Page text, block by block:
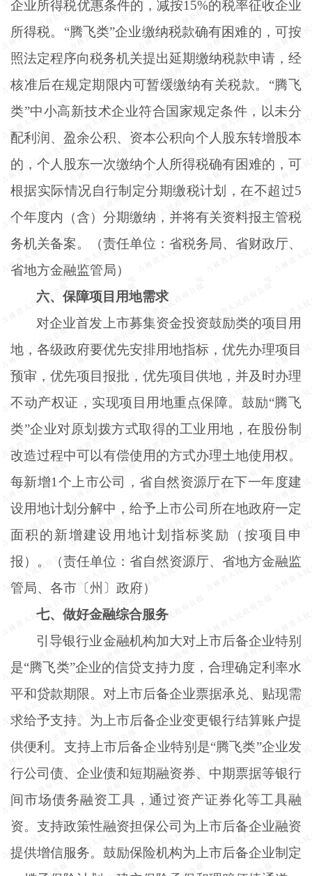
企业所得税优惠条件的，减按15%的税率征收企业
所得税。“腾飞类”企业缴纳税款确有困难的，可按
照法定程序向税务机关提出延期缴纳税款申请，经
核准后在规定期限内可暂缓缴纳有关税款。“腾飞
类”中小高新技术企业符合国家规定条件，以未分
配利润、盈余公积、资本公积向个人股东转增股本
的，个人股东一次缴纳个人所得税确有困难的，可
根据实际情况自行制定分期缴税计划，在不超过5
个年度内（含）分期缴纳，并将有关资料报主管税
务机关备案。（责任单位：省税务局、省财政厅、
省地方金融监管局）
六、保障项目用地需求
对企业首发上市募集资金投资鼓励类的项目用
地，各级政府要优先安排用地指标，优先办理项目
预审，优先项目报批，优先项目供地，并及时办理
不动产权证，实现项目用地重点保障。鼓励“腾飞
类”企业对原划拨方式取得的工业用地，在股份制
改造过程中可以有偿使用的方式办理土地使用权。
每新增1个上市公司，省自然资源厅在下一年度建
设用地计划分解中，给予上市公司所在地政府一定
面积的新增建设用地计划指标奖励（按项目申
报）。（责任单位：省自然资源厅、省地方金融监
管局、各市〔州〕政府）
七、做好金融综合服务
引导银行业金融机构加大对上市后备企业特别
是“腾飞类”企业的信贷支持力度，合理确定利率水
平和贷款期限。对上市后备企业票据承兑、贴现需
求给予支持。为上市后备企业变更银行结算账户提
供便利。支持上市后备企业特别是“腾飞类”企业发
行公司债、企业债和短期融资券、中期票据等银行
间市场债务融资工具，通过资产证券化等工具融
资。支持政策性融资担保公司为上市后备企业融资
提供增信服务。鼓励保险机构为上市后备企业制定